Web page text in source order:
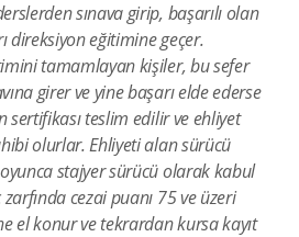
sınava girip, başarılı olan
direksiyon eğitimine geçer.
tamamlayan kişiler, bu sefer
girer ve yine başarı elde ederse
sertifikası teslim edilir ve ehliyet
olurlar. Ehliyeti alan sürücü
stajyer sürücü olarak kabul
cezai puanı 75 ve üzeri
el konur ve tekrardan kursa kayıt